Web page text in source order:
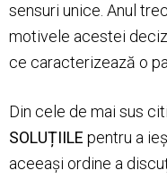
sensuri unice. Anul
motivele acestei
ce caracterizează o
Din cele de mai sus
SOLUȚIILE pentru a
aceeași ordine a